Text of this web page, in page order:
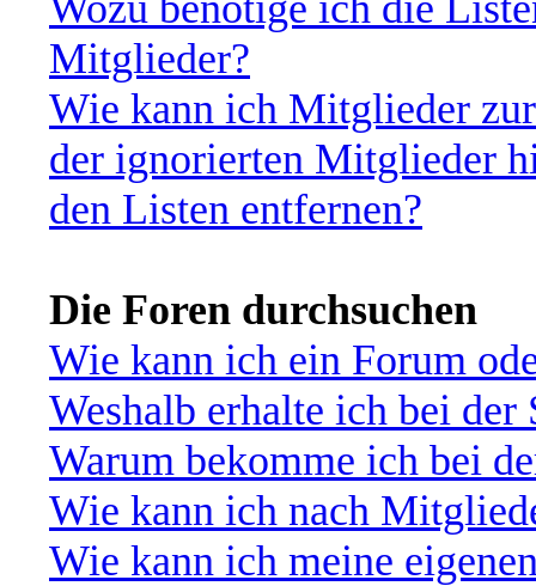
Mitglieder?
Wie kann ich Mitglieder
der ignorierten Mitglieder
den Listen entfernen?
Die Foren durchsuchen
Wie kann ich ein Forum
Weshalb erhalte ich bei der
Warum bekomme ich bei
Wie kann ich nach
Wie kann ich meine